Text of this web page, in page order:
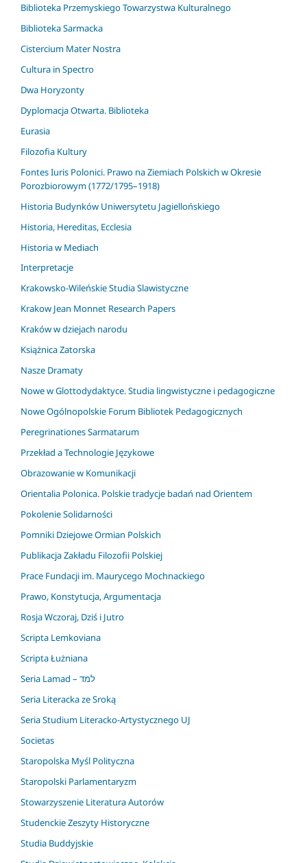
Biblioteka Przemyskiego Towarzystwa Kulturalnego
Biblioteka Sarmacka
Cistercium Mater Nostra
Cultura in Spectro
Dwa Horyzonty
Dyplomacja Otwarta. Biblioteka
Eurasia
Filozofia Kultury
Fontes Iuris Polonici. Prawo na Ziemiach Polskich w Okresie
Porozbiorowym (1772/1795–1918)
Historia Budynków Uniwersytetu Jagiellońskiego
Historia, Hereditas, Ecclesia
Historia w Mediach
Interpretacje
Krakowsko-Wileńskie Studia Slawistyczne
Krakow Jean Monnet Research Papers
Kraków w dziejach narodu
Książnica Zatorska
Nasze Dramaty
Nowe w Glottodydaktyce. Studia lingwistyczne i pedagogiczne
Nowe Ogólnopolskie Forum Bibliotek Pedagogicznych
Peregrinationes Sarmatarum
Przekład a Technologie Językowe
Obrazowanie w Komunikacji
Orientalia Polonica. Polskie tradycje badań nad Orientem
Pokolenie Solidarności
Pomniki Dziejowe Ormian Polskich
Publikacja Zakładu Filozofii Polskiej
Prace Fundacji im. Maurycego Mochnackiego
Prawo, Konstytucja, Argumentacja
Rosja Wczoraj, Dziś i Jutro
Scripta Lemkoviana
Scripta Łużniana
Seria Lamad – למד
Seria Literacka ze Sroką
Seria Studium Literacko-Artystycznego UJ
Societas
Staropolska Myśl Polityczna
Staropolski Parlamentaryzm
Stowarzyszenie Literatura Autorów
Studenckie Zeszyty Historyczne
Studia Buddyjskie